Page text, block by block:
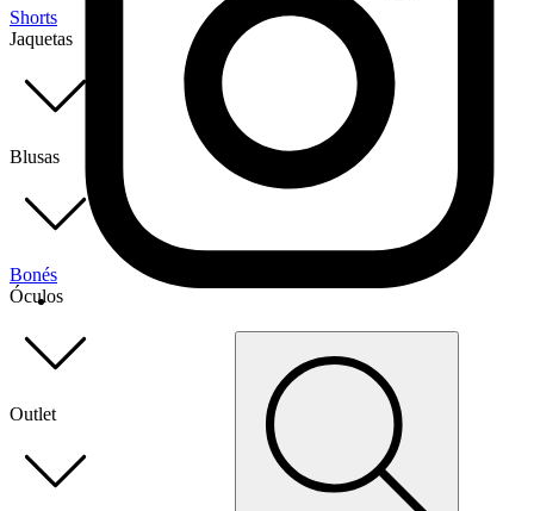
Shorts
Jaquetas
Blusas
Bonés
Óculos
Outlet